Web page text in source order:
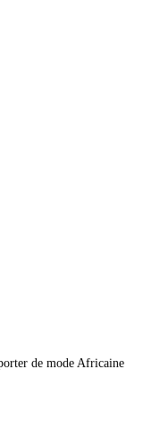
de mode Africaine